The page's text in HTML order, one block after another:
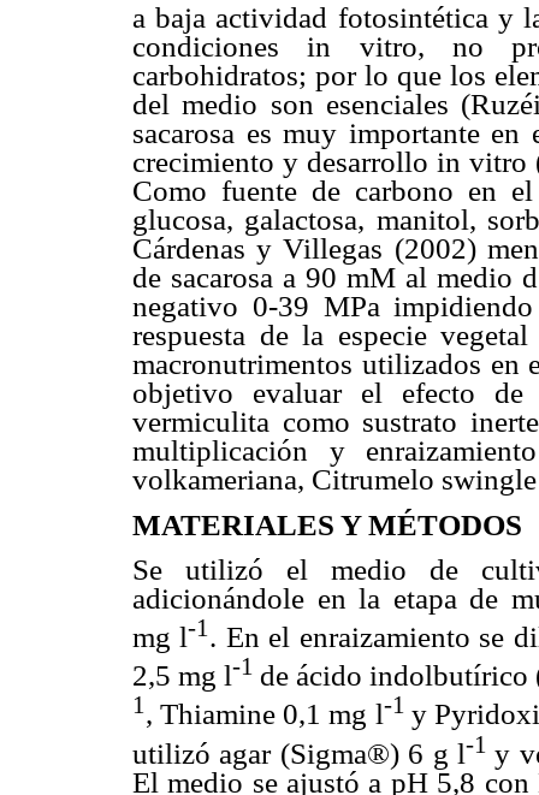
a baja actividad fotosintética y
condiciones in vitro, no
carbohidratos; por lo que los
del medio son esenciales
sacarosa es muy importante
crecimiento y desarrollo in vitro
Como fuente de carbono en
glucosa, galactosa, manitol,
Cárdenas y Villegas (2002)
de sacarosa a 90 mM al medio
negativo 0-39 MPa
respuesta de la especie
macronutrimentos utilizados
objetivo evaluar el efecto
vermiculita como sustrato
multiplicación y
volkameriana, Citrumelo
MATERIALES Y MÉTODOS
Se utilizó el medio de
adicionándole en la etapa de
mg l-1 . En el enraizamiento se
2,5 mg l-1 de ácido
1 , Thiamine 0,1 mg l-1 y
utilizó agar (Sigma®) 6 g l-1y
El medio se ajustó a pH 5,8